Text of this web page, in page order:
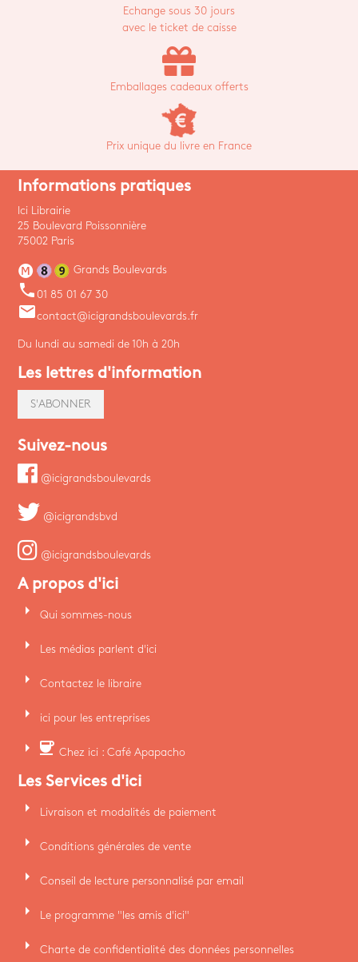
Echange sous 30 jours
avec le ticket de caisse
Emballages cadeaux offerts
Prix unique du livre en France
Informations pratiques
Ici Librairie
25 Boulevard Poissonnière
75002 Paris
Grands Boulevards
phone 01 85 01 67 30
emailcontact@icigrandsboulevards.fr
Du lundi au samedi de 10h à 20h
Les lettres d'information
S'ABONNER
Suivez-nous
@icigrandsboulevards
@icigrandsbvd
@icigrandsboulevards
A propos d'ici
arrow_right Qui sommes-nous
arrow_right Les médias parlent d'ici
arrow_right Contactez le libraire
arrow_right ici pour les entreprises
arrow_right coffee Chez ici : Café Apapacho
Les Services d'ici
arrow_right Livraison et modalités de paiement
arrow_right Conditions générales de vente
arrow_right Conseil de lecture personnalisé par email
arrow_right Le programme "les amis d'ici"
arrow_right Charte de confidentialité des données personnelles